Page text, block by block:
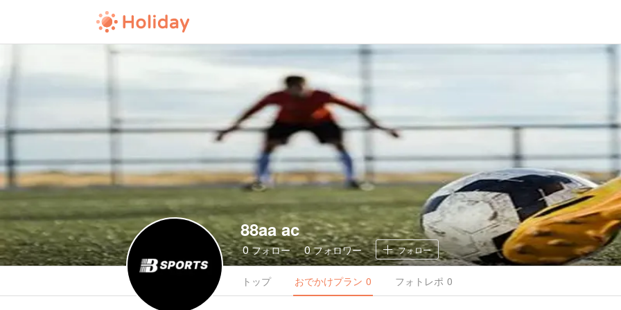
88aa ac
0フォロー 0フォロワー フォロー
トップ おでかけプラン 0 フォトレポ 0